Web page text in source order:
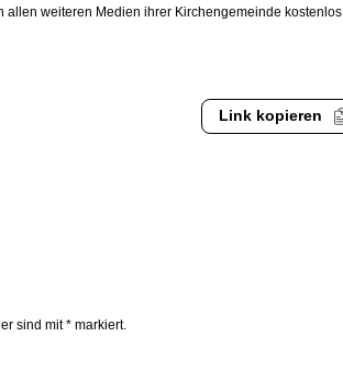
allen weiteren Medien ihrer Kirchengemeinde kostenlos
Link kopieren
sind mit * markiert.